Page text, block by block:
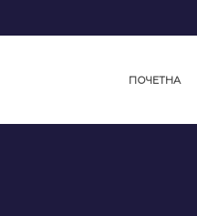
ПОЧЕТНА